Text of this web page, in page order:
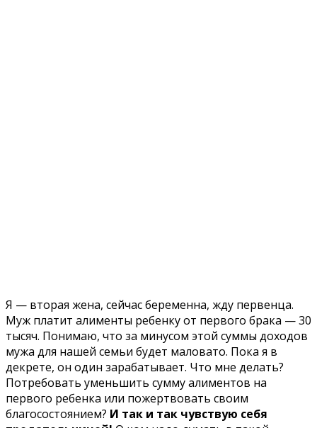
Я — вторая жена, сейчас беременна, жду первенца.
Муж платит алименты ребенку от первого брака — 30
тысяч. Понимаю, что за минусом этой суммы доходов
мужа для нашей семьи будет маловато. Пока я в
декрете, он один зарабатывает. Что мне делать?
Потребовать уменьшить сумму алиментов на
первого ребенка или пожертвовать своим
благосостоянием? И так и так чувствую себя